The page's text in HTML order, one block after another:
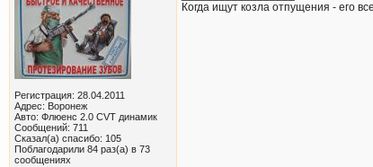
Регистрация: 28.04.2011
Адрес: Воронеж
Авто: Флюенс 2.0 CVT динамик
Сообщений: 711
Сказал(а) спасибо: 105
Поблагодарили 84 раз(а) в 73
сообщениях
Когда ищут козла отпущения - его